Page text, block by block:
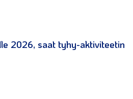
2026, saat tyhy-aktiviteetin